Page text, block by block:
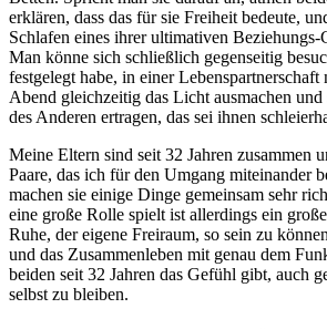
erklären, dass das für sie Freiheit bedeute,
Schlafen eines ihrer ultimativen Beziehungs-
Man könne sich schließlich gegenseitig
festgelegt habe, in einer Lebenspartnerschaft
Abend gleichzeitig das Licht ausmachen und
des Anderen ertragen, das sei ihnen
Meine Eltern sind seit 32 Jahren zusammen
Paare, das ich für den Umgang miteinander
machen sie einige Dinge gemeinsam sehr
eine große Rolle spielt ist allerdings ein
Ruhe, der eigene Freiraum, so sein zu
und das Zusammenleben mit genau dem
beiden seit 32 Jahren das Gefühl gibt, auch
selbst zu bleiben.